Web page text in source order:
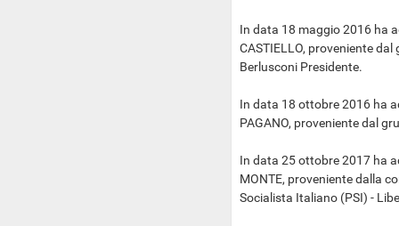
In data 18 maggio 2016 ha
CASTIELLO, proveniente
Berlusconi Presidente.
In data 18 ottobre 2016 ha
PAGANO, proveniente dal
In data 25 ottobre 2017 ha
MONTE, proveniente dalla
Socialista Italiano (PSI) -